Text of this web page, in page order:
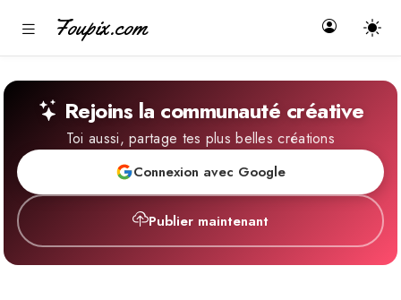
Foupix.com
Rejoins la communauté créative
Toi aussi, partage tes plus belles créations
Connexion avec Google
Publier maintenant